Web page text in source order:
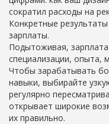
сократил расходы на
Конкретные
зарплаты.
Подытоживая, зарплата
специализации, опыта,
Чтобы зарабатывать
навыки, выбирайте
регулярно
открывает широкие
их правильно.